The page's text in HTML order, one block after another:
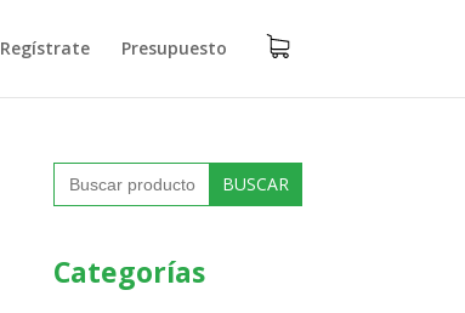
Regístrate Presupuesto
Buscar:
Categorías